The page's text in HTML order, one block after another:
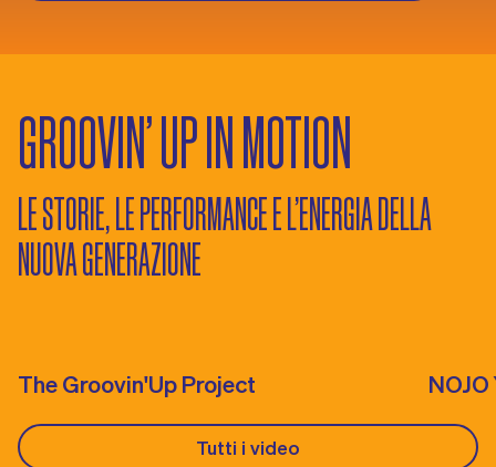
GROOVIN’ UP IN MOTION
LE STORIE, LE PERFORMANCE E L’ENERGIA DELLA
NUOVA GENERAZIONE
The Groovin'Up Project
Tutti i video